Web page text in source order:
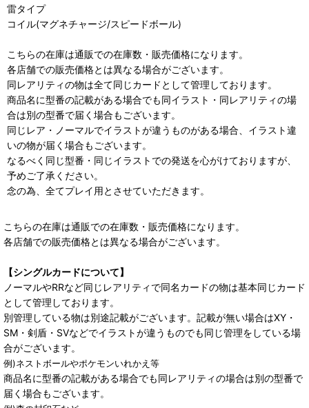
雷タイプ
コイル(マグネチャージ/スピードボール)
こちらの在庫は通販での在庫数・販売価格になります。
各店舗での販売価格とは異なる場合がございます。
同レアリティの物は全て同じカードとして管理しております。
商品名に型番の記載がある場合でも同イラスト・同レアリティの場
合は別の型番で届く場合もございます。
同じレア・ノーマルでイラストが違うものがある場合、イラスト違
いの物が届く場合もございます。
なるべく同じ型番・同じイラストでの発送を心がけておりますが、
予めご了承ください。
念の為、全てプレイ用とさせていただきます。
こちらの在庫は通販での在庫数・販売価格になります。
各店舗での販売価格とは異なる場合がございます。
【シングルカードについて】
ノーマルやRRなど同じレアリティで同名カードの物は基本同じカード
として管理しております。
別管理している物は別途記載がございます。記載が無い場合はXY・
SM・剣盾・SVなどでイラストが違うものでも同じ管理をしている場
合がございます。
例)ネストボールやポケモンいれかえ等
商品名に型番の記載がある場合でも同レアリティの場合は別の型番で
届く場合もございます。